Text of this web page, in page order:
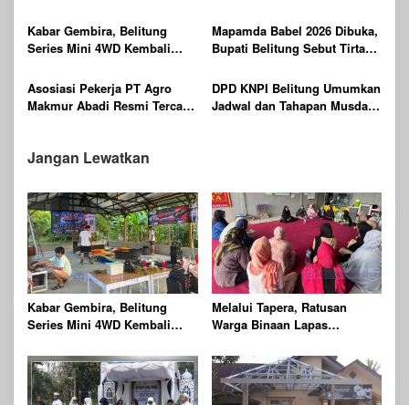
Bernyawa
Kabar Gembira, Belitung
Series Mini 4WD Kembali
Mapamda Babel 2026 Dibuka,
Bupati Belitung Sebut Tirta
Asosiasi Pekerja PT Agro
Makmur Abadi Resmi Tercatat
DPD KNPI Belitung Umumkan
Jadwal dan Tahapan Musda
Jangan Lewatkan
Kabar Gembira, Belitung
Series Mini 4WD Kembali
Melalui Tapera, Ratusan
Warga Binaan Lapas
Pendek Al-Quran dan Rutin
Shalat